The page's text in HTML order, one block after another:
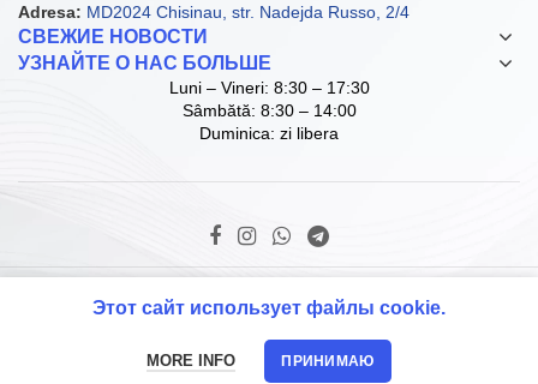
Adresa: MD2024 Chisinau, str. Nadejda Russo, 2/4
СВЕЖИЕ НОВОСТИ
УЗНАЙТЕ О НАС БОЛЬШЕ
Luni – Vineri: 8:30 – 17:30
Sâmbătă: 8:30 – 14:00
Duminica: zi libera
© Copyright ProTerm Grup SRL. 2021 D.I.
Этот сайт использует файлы cookie.
MORE INFO ПРИНИМАЮ